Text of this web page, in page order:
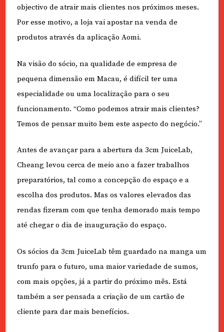
objectivo de atrair mais clientes nos próximos meses.
Por esse motivo, a loja vai apostar na venda de
produtos através da aplicação Aomi.
Na visão do sócio, na qualidade de empresa de
pequena dimensão em Macau, é difícil ter uma
especialidade ou uma localização para o seu
funcionamento. “Como podemos atrair mais clientes?
Temos de pensar muito bem este aspecto do negócio.”
Antes de avançar para a abertura da 3cm JuiceLab,
Cheang levou cerca de meio ano a fazer trabalhos
preparatórios, tal como a concepção do espaço e a
escolha dos produtos. Mas os valores elevados das
rendas fizeram com que tenha demorado mais tempo
até chegar o dia de inauguração do espaço.
Os sócios da 3cm JuiceLab têm guardado na manga um
trunfo para o futuro, uma maior variedade de sumos,
com mais opções, já a partir do próximo mês. Está
também a ser pensada a criação de um cartão de
cliente para dar mais benefícios.